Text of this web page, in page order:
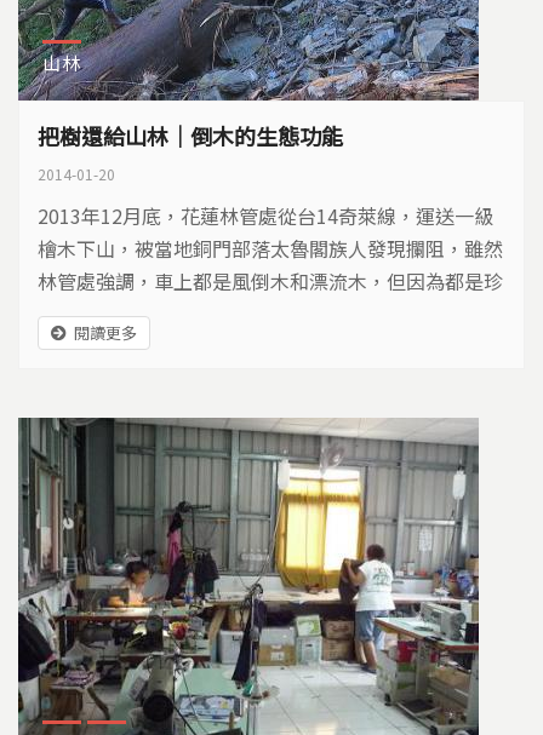
山林
把樹還給山林｜倒木的生態功能
2014-01-20
2013年12月底，花蓮林管處從台14奇萊線，運送一級
檜木下山，被當地銅門部落太魯閣族人發現攔阻，雖然
林管處強調，車上都是風倒木和漂流木，但因為都是珍
貴木材，遭族人質疑，從陡坡以鋼索強取倒木，開便道
深入乾溝拉取木材，都是破壞水土保持的作為。民國79
族人擔心憾事重演，強烈阻止檜木清運…
閱讀更多